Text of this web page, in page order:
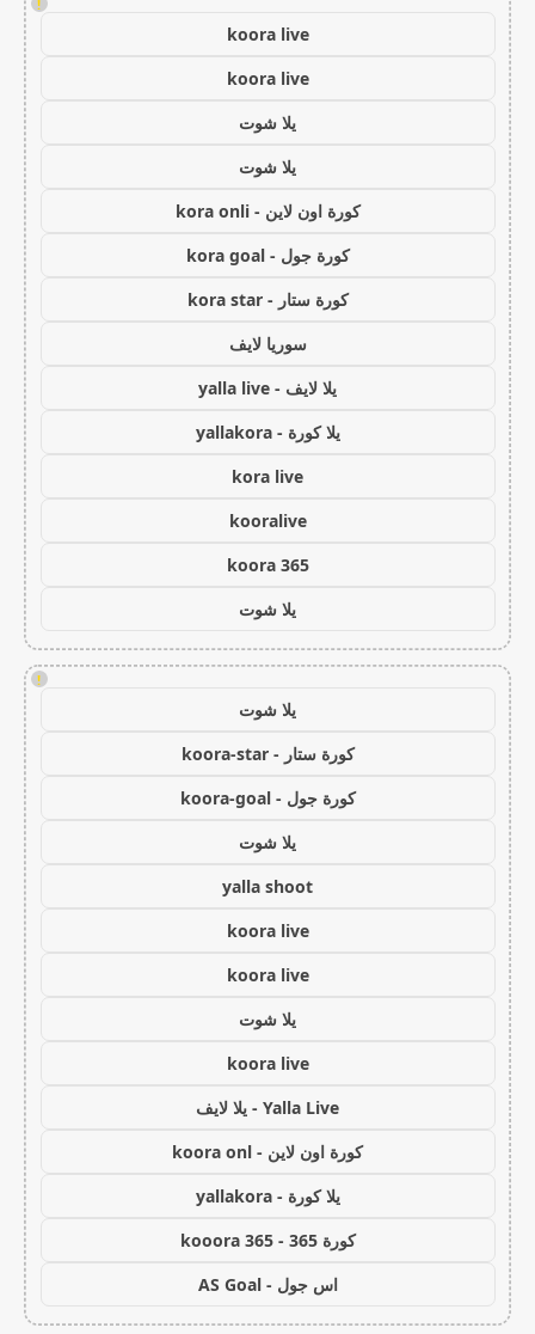
!
koora live
koora live
يلا شوت
يلا شوت
كورة اون لاين - kora onli
كورة جول - kora goal
كورة ستار - kora star
سوريا لايف
يلا لايف - yalla live
يلا كورة - yallakora
kora live
kooralive
koora 365
يلا شوت
!
يلا شوت
كورة ستار - koora-star
كورة جول - koora-goal
يلا شوت
yalla shoot
koora live
koora live
يلا شوت
koora live
Yalla Live - يلا لايف
كورة اون لاين - koora onl
يلا كورة - yallakora
كورة 365 - kooora 365
اس جول - AS Goal